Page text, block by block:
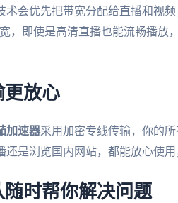
会优先把带宽分配给直播和视
，即使是高清直播也能流畅播放
更放心
加速器采用加密专线传输，你的
是浏览国内网站，都能放心使用
时帮你解决问题